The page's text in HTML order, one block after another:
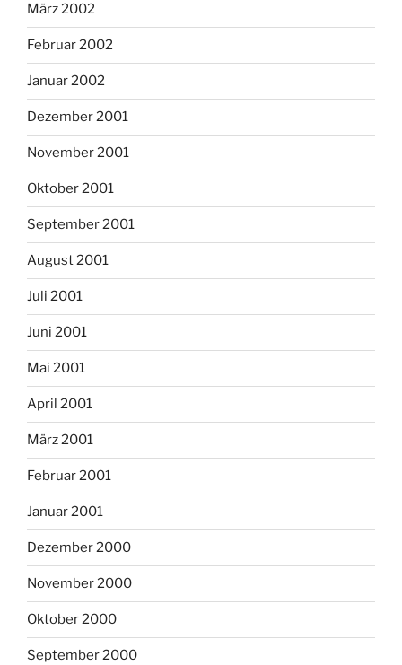
März 2002
Februar 2002
Januar 2002
Dezember 2001
November 2001
Oktober 2001
September 2001
August 2001
Juli 2001
Juni 2001
Mai 2001
April 2001
März 2001
Februar 2001
Januar 2001
Dezember 2000
November 2000
Oktober 2000
September 2000